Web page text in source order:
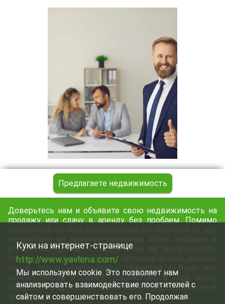
Предлагаете недвижимость
Доверьтесь нам и объявите свою недвижимость на
продажу или сдачу в аренду без проблем. Помимо
ускорении сделки и обеспечении ее прозрачности.
Сэкономьте время и усилия, заполнив форму, данную
выше. Наши консультанты свяжутся с Вами как
можно скорее и окажут содействие в ходе всего
процесса продажи или сдачи Вашей недвижимости в
аренду
Куки на интернет-странице
http://www.yavlena.com/
Мы используем cookie. Это позволяет нам
анализировать взаимодействие посетителей с
сайтом и совершенствовать его. Продолжая